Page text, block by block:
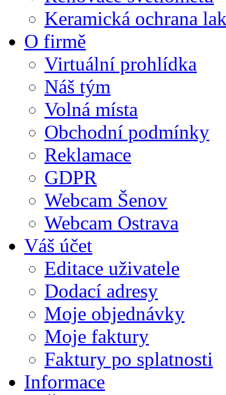
Keramická ochrana
O firmě
Virtuální prohlídka
Náš tým
Volná místa
Obchodní podmínky
Reklamace
GDPR
Webcam Šenov
Webcam Ostrava
Váš účet
Editace uživatele
Dodací adresy
Moje objednávky
Moje faktury
Faktury po splatnosti
Informace